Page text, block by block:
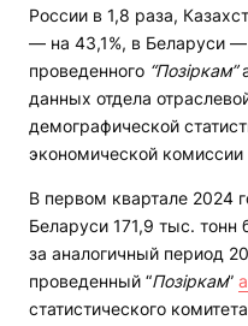
России в 1,8 раза,
— на 43,1%, в Беларуси —
проведенного “Позіркам”
данных отдела
демографической
экономической комиссии
В первом квартале 2024
Беларуси 171,9 тыс.
за аналогичный период
проведенный “Позіркам”
статистического